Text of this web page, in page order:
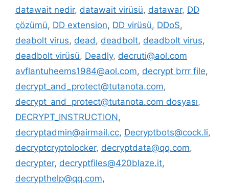
datawait nedir, datawait virüsü, datawar, DD
çözümü, DD extension, DD virüsü, DDoS,
deabolt virus, dead, deadbolt, deadbolt virus,
deadbolt virüsü, Deadly, decruti@aol.com
avflantuheems1984@aol.com, decrypt brrr file,
decrypt_and_protect@tutanota.com,
decrypt_and_protect@tutanota.com dosyası,
DECRYPT_INSTRUCTION,
decryptadmin@airmail.cc, Decryptbots@cock.li,
decryptcryptolocker, decryptdata@qq.com,
decrypter, decryptfiles@420blaze.it,
decrypthelp@qq.com,